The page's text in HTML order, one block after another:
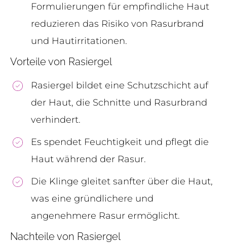
Formulierungen für empfindliche Haut
reduzieren das Risiko von Rasurbrand
und Hautirritationen.
Vorteile von Rasiergel
Rasiergel bildet eine Schutzschicht auf
der Haut, die Schnitte und Rasurbrand
verhindert.
Es spendet Feuchtigkeit und pflegt die
Haut während der Rasur.
Die Klinge gleitet sanfter über die Haut,
was eine gründlichere und
angenehmere Rasur ermöglicht.
Nachteile von Rasiergel